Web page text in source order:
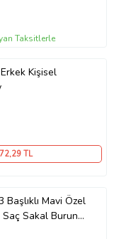
Taksitlerle
Kişisel
,29 TL
Başlıklı Mavi Özel
Sakal Burun